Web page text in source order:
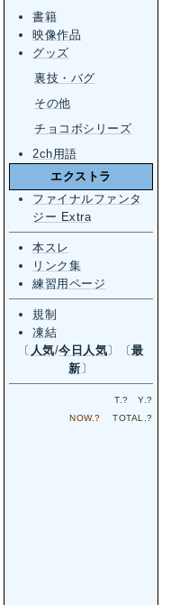
書籍
映像作品
グッズ
裏技・バグ
その他
チョコボシリーズ
2ch用語
エクストラ
ファイナルファンタ
ジー Extra
本スレ
リンク集
練習用ページ
規制
凍結
〔 人気/今日人気〕〔最
新〕
T.? Y.?
NOW.? TOTAL.?